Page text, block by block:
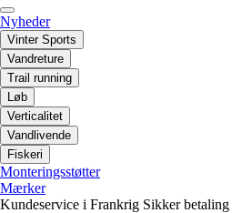
Nyheder
Vinter Sports
Vandreture
Trail running
Løb
Verticalitet
Vandlivende
Fiskeri
Monteringsstøtter
Mærker
Kundeservice i Frankrig Sikker betaling